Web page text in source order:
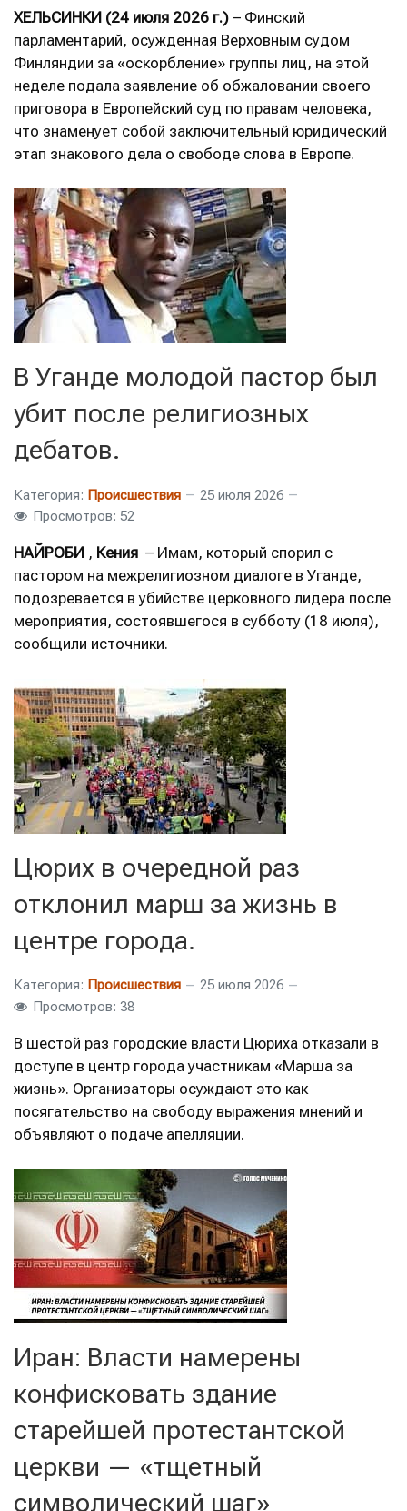
ХЕЛЬСИНКИ (24 июля 2026 г.) – Финский
парламентарий, осужденная Верховным судом
Финляндии за «оскорбление» группы лиц, на этой
неделе подала заявление об обжаловании своего
приговора в Европейский суд по правам человека,
что знаменует собой заключительный юридический
этап знакового дела о свободе слова в Европе.
В Уганде молодой пастор был
убит после религиозных
дебатов.
Категория: Происшествия
25 июля 2026
Просмотров: 52
НАЙРОБИ , Кения – Имам, который спорил с
пастором на межрелигиозном диалоге в Уганде,
подозревается в убийстве церковного лидера после
мероприятия, состоявшегося в субботу (18 июля),
сообщили источники.
Цюрих в очередной раз
отклонил марш за жизнь в
центре города.
Категория: Происшествия
25 июля 2026
Просмотров: 38
В шестой раз городские власти Цюриха отказали в
доступе в центр города участникам «Марша за
жизнь». Организаторы осуждают это как
посягательство на свободу выражения мнений и
объявляют о подаче апелляции.
Иран: Власти намерены
конфисковать здание
старейшей протестантской
церкви — «тщетный
символический шаг»